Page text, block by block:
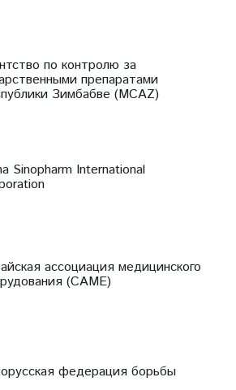
по контролю за
препаратами
Зимбабве (MCAZ)
Sinopharm International
ассоциация медицинского
(CAME)
федерация борьбы